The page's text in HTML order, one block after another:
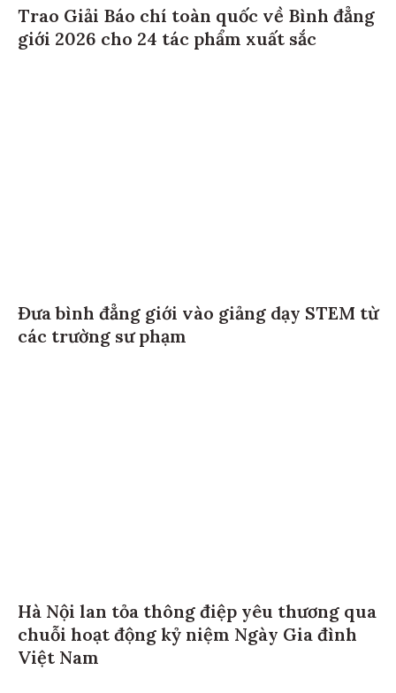
Trao Giải Báo chí toàn quốc về Bình đẳng
giới 2026 cho 24 tác phẩm xuất sắc
Đưa bình đẳng giới vào giảng dạy STEM từ
các trường sư phạm
Hà Nội lan tỏa thông điệp yêu thương qua
chuỗi hoạt động kỷ niệm Ngày Gia đình
Việt Nam